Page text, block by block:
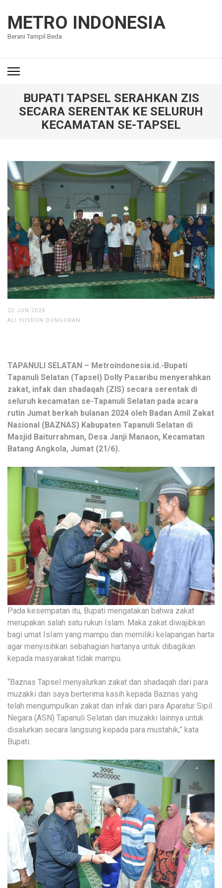
konten
(Tekan
METRO INDONESIA
Berani Tampil Beda
BUPATI TAPSEL SERAHKAN ZIS
SECARA SERENTAK KE SELURUH
KECAMATAN SE-TAPSEL
22 JUN 2024
ALI YUSRON DONGORAN
TAPANULI SELATAN – Metroindonesia.id.-Bupati
Tapanuli Selatan (Tapsel) Dolly Pasaribu menyerahkan
zakat, infak dan shadaqah (ZIS) secara serentak di
seluruh kecamatan se-Tapanuli Selatan pada acara
rutin Jumat berkah bulanan 2024 oleh Badan Amil Zakat
Nasional (BAZNAS) Kabupaten Tapanuli Selatan di
Masjid Baiturrahman, Desa Janji Manaon, Kecamatan
Batang Angkola, Jumat (21/6).
Pada kesempatan itu, Bupati mengatakan bahwa zakat
merupakan salah satu rukun Islam. Maka zakat diwajibkan
bagi umat IsIam yang mampu dan memiliki kelapangan harta
agar menyisihkan sebahagian hartanya untuk dibagikan
kepada masyarakat tidak mampu.
“Baznas Tapsel menyalurkan zakat dan shadaqah dari para
muzakki dan saya berterima kasih kepada Baznas yang
telah mengumpulkan zakat dan infak dari para Aparatur Sipil
Negara (ASN) Tapanuli Selatan dan muzakki lainnya untuk
disalurkan secara langsung kepada para mustahik,” kata
Bupati.